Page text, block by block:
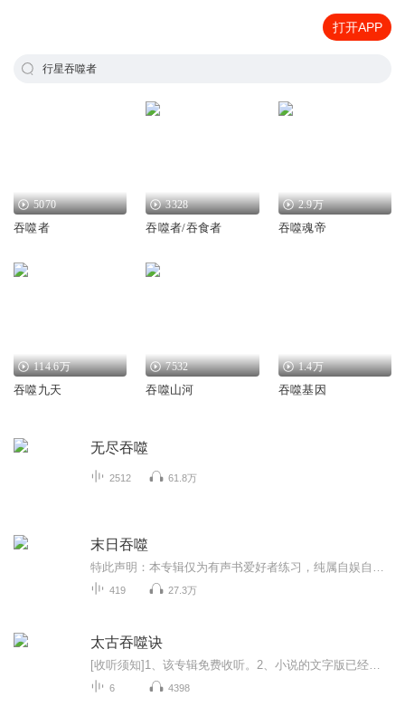
打开APP
行星吞噬者
5070
吞噬者
3328
吞噬者/吞食者
2.9万
吞噬魂帝
114.6万
吞噬九天
7532
吞噬山河
1.4万
吞噬基因
无尽吞噬
2512 61.8万
末日吞噬
419 27.3万
太古吞噬诀
6 4398